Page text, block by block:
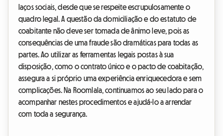
laços sociais, desde que se respeite escrupulosamente o
quadro legal. A questão da domiciliação e do estatuto de
coabitante não deve ser tomada de ânimo leve, pois as
consequências de uma fraude são dramáticas para todas as
partes. Ao utilizar as ferramentas legais postas à sua
disposição, como o contrato único e o pacto de coabitação,
assegura a si próprio uma experiência enriquecedora e sem
complicações. Na Roomlala, continuamos ao seu lado para o
acompanhar nestes procedimentos e ajudá-lo a arrendar
com toda a segurança.